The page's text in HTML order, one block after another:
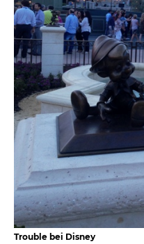
Trouble bei Disney